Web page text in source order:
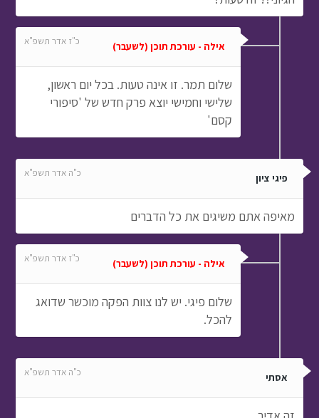
אילה - עורכת תוכן (לשעבר) כ"ז אדר תשפ"א
שלום תמר. זו אינה טעות. בכל יום ראשון,
שלישי וחמישי יוצא פרק חדש של 'סיפורי
קסם'
פיגי ציון כ"ה אדר תשפ"א
מאיפה אתם משיגים את כל הדברים
אילה - עורכת תוכן (לשעבר) כ"ז אדר תשפ"א
שלום פיגי. יש לנו צוות הפקה מוכשר שדואג
להכל.
אסתי כ"ה אדר תשפ"א